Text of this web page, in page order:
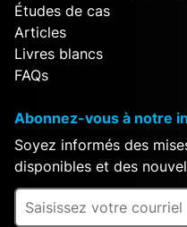
Études de cas
Articles
Livres blancs
FAQs
Abonnez-vous à notre
Soyez informés des
disponibles et des